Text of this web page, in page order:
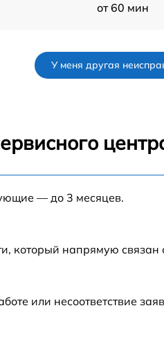
от 60 мин
от 60 мин
У меня другая
— до 3 месяцев.
который напрямую
или несоответствие